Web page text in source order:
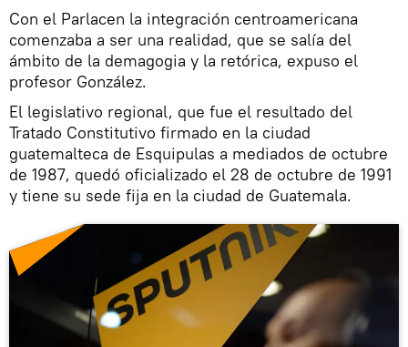
Con el Parlacen la integración centroamericana
comenzaba a ser una realidad, que se salía del
ámbito de la demagogia y la retórica, expuso el
profesor González.
El legislativo regional, que fue el resultado del
Tratado Constitutivo firmado en la ciudad
guatemalteca de Esquipulas a mediados de octubre
de 1987, quedó oficializado el 28 de octubre de 1991
y tiene su sede fija en la ciudad de Guatemala.